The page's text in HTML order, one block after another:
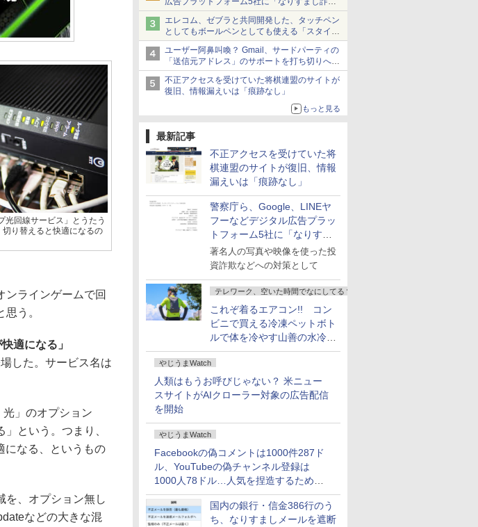
広告」対策強化を要請 著名人の写真や映像を
使った投資詐欺などへの対策として
エレコム、ゼブラと共同開発した、タッチペン
としてもボールペンとしても使える「スタイラ
スツーウェイ」発売 iPadにも紙にも、持ち替
えずに書き込める
ユーザー阿鼻叫喚？ Gmail、サードパーティの
「送信元アドレス」のサポートを打ち切りへ
【やじうまWatch】
不正アクセスを受けていた将棋連盟のサイトが
復旧、情報漏えいは「痕跡なし」
もっと見る
最新記事
不正アクセスを受けていた将
棋連盟のサイトが復旧、情報
漏えいは「痕跡なし」
警察庁ら、Google、LINEヤ
フーなどデジタル広告プラッ
トフォーム5社に「なりすま
し詐欺広告」対策強化を要請
著名人の写真や映像を使った投
資詐欺などへの対策として
テレワーク、空いた時間でなにしてる？
これぞ着るエアコン!! コン
ビニで買える冷凍ペットボト
ルで体を冷やす山善の水冷ベ
ストがロードバイクにちょう
どいい【ぼっち・ざ・ろー
ど！その14】
やじうまWatch
人類はもうお呼びじゃない？ 米ニュー
スサイトがAIクローラー対象の広告配信
を開始
やじうまWatch
Facebookの偽コメントは1000件287ド
ル、YouTubeの偽チャンネル登録は
1000人78ドル…人気を捏造するための
価格リストが公開中
国内の銀行・信金386行のう
ち、なりすましメールを遮断
光回線サービス」とうたう
切り替えると快適になるの
ラインゲームで回
う。
適になる」
した。サービス名は
」のオプション
という。つまり、
になる、というもの
、オプション無し
などの大きな混